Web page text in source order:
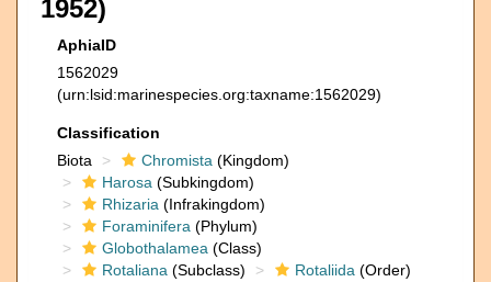
1952)
AphiaID
1562029
(urn:lsid:marinespecies.org:taxname:1562029)
Classification
Biota
Chromista (Kingdom)
Harosa (Subkingdom)
Rhizaria (Infrakingdom)
Foraminifera (Phylum)
Globothalamea (Class)
Rotaliana (Subclass) Rotaliida (Order)